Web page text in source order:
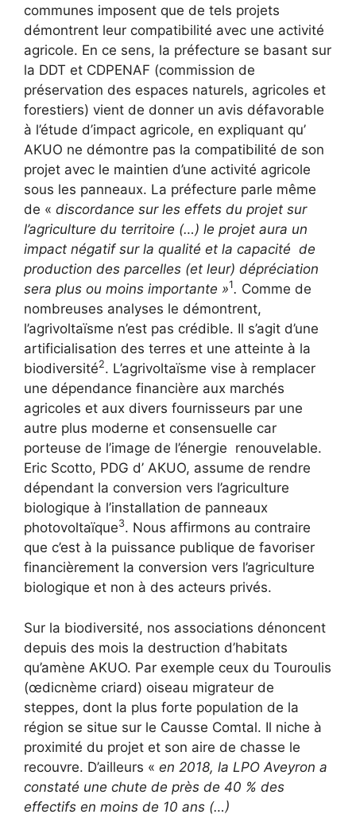
communes imposent que de tels projets
démontrent leur compatibilité avec une activité
agricole. En ce sens, la préfecture se basant sur
la DDT et CDPENAF (commission de
préservation des espaces naturels, agricoles et
forestiers) vient de donner un avis défavorable
à l’étude d’impact agricole, en expliquant qu’
AKUO ne démontre pas la compatibilité de son
projet avec le maintien d’une activité agricole
sous les panneaux. La préfecture parle même
de « discordance sur les effets du projet sur
l’agriculture du territoire (…) le projet aura un
impact négatif sur la qualité et la capacité de
production des parcelles (et leur) dépréciation
sera plus ou moins importante »1. Comme de
nombreuses analyses le démontrent,
l’agrivoltaïsme n’est pas crédible. Il s’agit d’une
artificialisation des terres et une atteinte à la
biodiversité2. L’agrivoltaïsme vise à remplacer
une dépendance financière aux marchés
agricoles et aux divers fournisseurs par une
autre plus moderne et consensuelle car
porteuse de l’image de l’énergie renouvelable.
Eric Scotto, PDG d’ AKUO, assume de rendre
dépendant la conversion vers l’agriculture
biologique à l’installation de panneaux
photovoltaïque3. Nous affirmons au contraire
que c’est à la puissance publique de favoriser
financièrement la conversion vers l’agriculture
biologique et non à des acteurs privés.
Sur la biodiversité, nos associations dénoncent
depuis des mois la destruction d’habitats
qu’amène AKUO. Par exemple ceux du Touroulis
(œdicnème criard) oiseau migrateur de
steppes, dont la plus forte population de la
région se situe sur le Causse Comtal. Il niche à
proximité du projet et son aire de chasse le
recouvre. D’ailleurs « en 2018, la LPO Aveyron a
constaté une chute de près de 40 % des
effectifs en moins de 10 ans (…)